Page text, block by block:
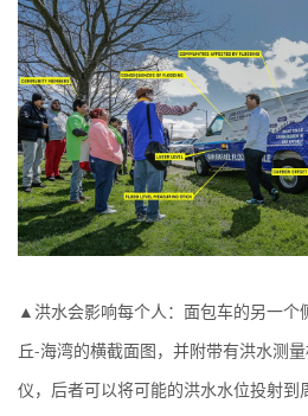
▲洪水会影响每个人：面包车的另一个
丘-海湾的横截面图，并附带有洪水测
仪，后者可以将可能的洪水水位投射到